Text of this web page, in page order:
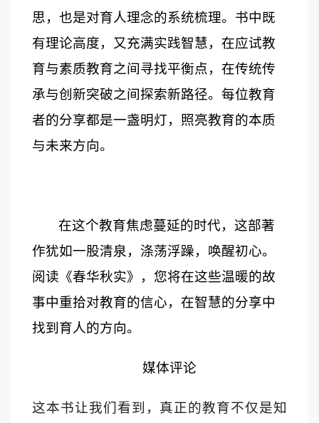
思，也是对育人理念的系统梳理。书中既
有理论高度，又充满实践智慧，在应试教
育与素质教育之间寻找平衡点，在传统传
承与创新突破之间探索新路径。每位教育
者的分享都是一盏明灯，照亮教育的本质
与未来方向。
在这个教育焦虑蔓延的时代，这部著
作犹如一股清泉，涤荡浮躁，唤醒初心。
阅读《春华秋实》，您将在这些温暖的故
事中重拾对教育的信心，在智慧的分享中
找到育人的方向。
媒体评论
这本书让我们看到，真正的教育不仅是知